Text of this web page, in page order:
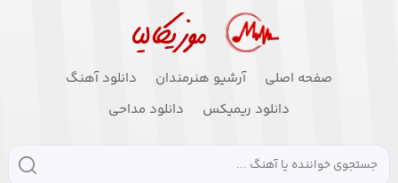
صفحه اصلی آرشیو هنرمندان
دانلود آهنگ
دانلود ریمیکس
دانلود مداحی